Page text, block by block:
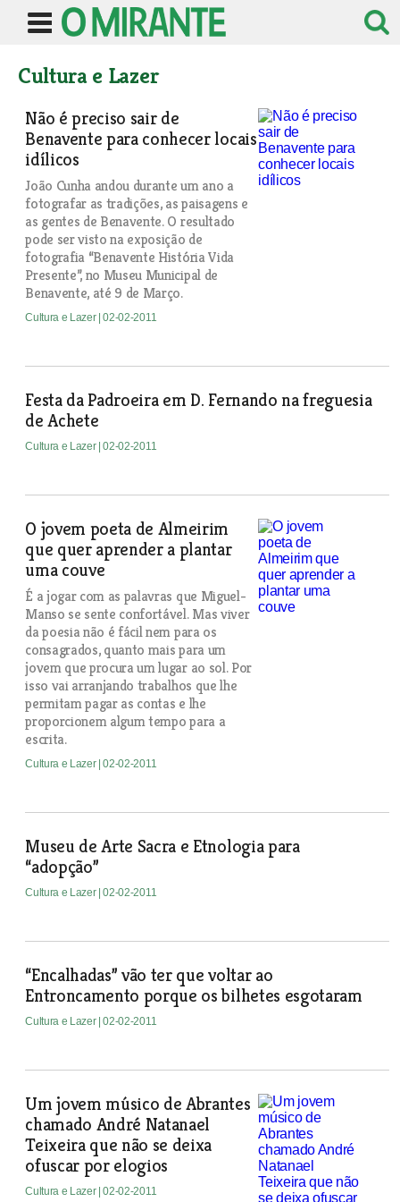
Cultura e Lazer
Não é preciso sair de
Benavente para conhecer locais
idílicos
João Cunha andou durante um ano a
fotografar as tradições, as paisagens e
as gentes de Benavente. O resultado
pode ser visto na exposição de
fotografia “Benavente História Vida
Presente”, no Museu Municipal de
Benavente, até 9 de Março.
Cultura e Lazer | 02-02-2011
Festa da Padroeira em D. Fernando na freguesia
de Achete
Cultura e Lazer | 02-02-2011
O jovem poeta de Almeirim
que quer aprender a plantar
uma couve
É a jogar com as palavras que Miguel-
Manso se sente confortável. Mas viver
da poesia não é fácil nem para os
consagrados, quanto mais para um
jovem que procura um lugar ao sol. Por
isso vai arranjando trabalhos que lhe
permitam pagar as contas e lhe
proporcionem algum tempo para a
escrita.
Cultura e Lazer | 02-02-2011
Museu de Arte Sacra e Etnologia para
“adopção”
Cultura e Lazer | 02-02-2011
“Encalhadas” vão ter que voltar ao
Entroncamento porque os bilhetes esgotaram
Cultura e Lazer | 02-02-2011
Um jovem músico de Abrantes
chamado André Natanael
Teixeira que não se deixa
ofuscar por elogios
Cultura e Lazer | 02-02-2011